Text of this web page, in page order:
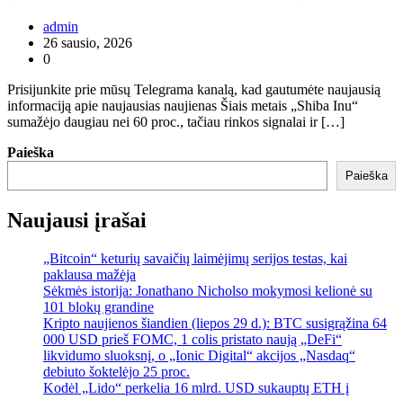
admin
26 sausio, 2026
0
Prisijunkite prie mūsų Telegrama kanalą, kad gautumėte naujausią
informaciją apie naujausias naujienas Šiais metais „Shiba Inu“
sumažėjo daugiau nei 60 proc., tačiau rinkos signalai ir […]
Paieška
Paieška
Naujausi įrašai
„Bitcoin“ keturių savaičių laimėjimų serijos testas, kai
paklausa mažėja
Sėkmės istorija: Jonathano Nicholso mokymosi kelionė su
101 blokų grandine
Kripto naujienos šiandien (liepos 29 d.): BTC susigrąžina 64
000 USD prieš FOMC, 1 colis pristato naują „DeFi“
likvidumo sluoksnį, o „Ionic Digital“ akcijos „Nasdaq“
debiuto šoktelėjo 25 proc.
Kodėl „Lido“ perkelia 16 mlrd. USD sukauptų ETH į